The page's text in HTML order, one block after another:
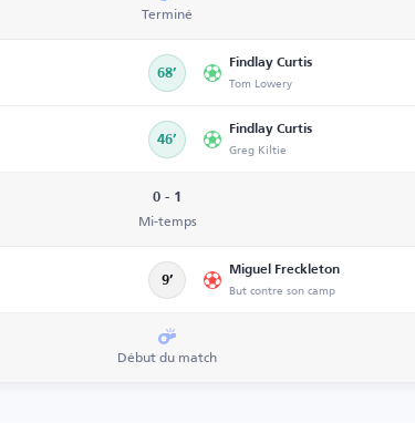
Terminé
68’
Findlay Curtis
Tom Lowery
46’
Findlay Curtis
Greg Kiltie
0 - 1
Mi-temps
9’
Miguel Freckleton
But contre son camp
Début du match